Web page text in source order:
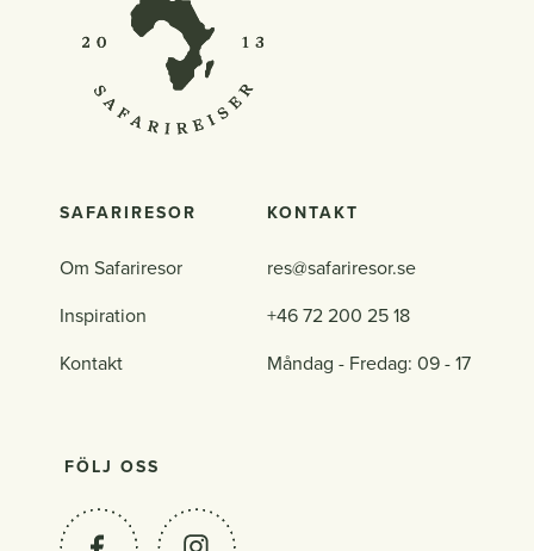
SAFARIRESOR
Om Safariresor
Inspiration
Kontakt
KONTAKT
res@safariresor.se
+46 72 200 25 18
Måndag - Fredag: 09 - 17
FÖLJ OSS